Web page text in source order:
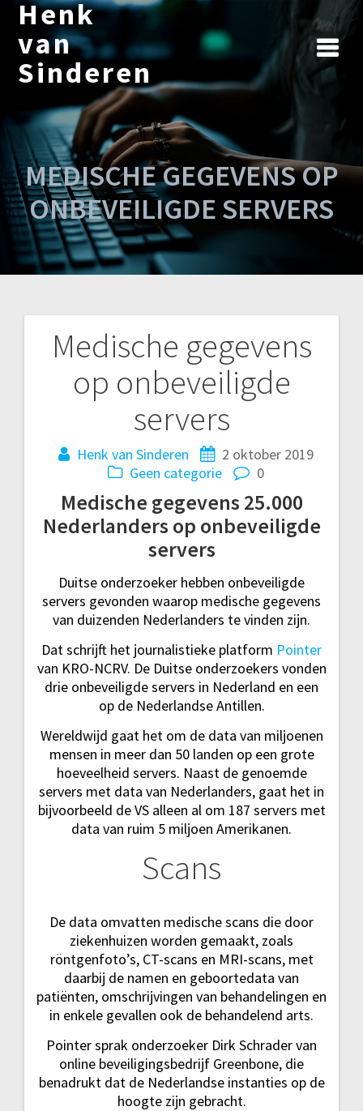
naar
inhoud
Henk
van
Sinderen
MEDISCHE GEGEVENS OP
ONBEVEILIGDE SERVERS
Medische gegevens
op onbeveiligde
servers
Henk van Sinderen
2 oktober 2019
Geen categorie
0
Medische gegevens 25.000
Nederlanders op onbeveiligde
servers
Duitse onderzoeker hebben onbeveiligde
servers gevonden waarop medische gegevens
van duizenden Nederlanders te vinden zijn.
Dat schrijft het journalistieke platform Pointer
van KRO-NCRV. De Duitse onderzoekers vonden
drie onbeveiligde servers in Nederland en een
op de Nederlandse Antillen.
Wereldwijd gaat het om de data van miljoenen
mensen in meer dan 50 landen op een grote
hoeveelheid servers. Naast de genoemde
servers met data van Nederlanders, gaat het in
bijvoorbeeld de VS alleen al om 187 servers met
data van ruim 5 miljoen Amerikanen.
Scans
De data omvatten medische scans die door
ziekenhuizen worden gemaakt, zoals
röntgenfoto’s, CT-scans en MRI-scans, met
daarbij de namen en geboortedata van
patiënten, omschrijvingen van behandelingen en
in enkele gevallen ook de behandelend arts.
Pointer sprak onderzoeker Dirk Schrader van
online beveiligingsbedrijf Greenbone, die
benadrukt dat de Nederlandse instanties op de
hoogte zijn gebracht.
Bericht
navigatie